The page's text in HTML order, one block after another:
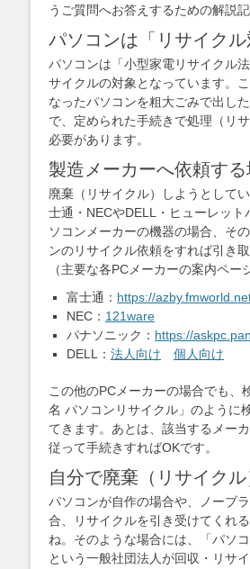
うご質問へお答えするための解説記
パソコンは「リサイクル
パソコンは「小型家電リサイクル
サイクルの対象となっています。
なったパソコンを粗大ごみで出し
で、定められた手続きで処理（リ
必要があります。
製造メーカーへ依頼する
廃棄（リサイクル）しようとして
士通・NECやDELL・ヒューレット
ソコンメーカーの機器の場合、そ
ンのリサイクル依頼をすれば引き
（主要な各PCメーカーの案内ペー
富士通： https://
NEC： 121ware
パナソニック： https://
DELL： 法人向け 個人向け
この他のPCメーカーの場合でも、
名 パソコンリサイクル」のように
てきます。あとは、該当するメー
従って手続きすればOKです。
自分で廃棄（リサイク
パソコンが自作の場合や、ノーブ
合、リサイクルを引き受けてくれ
ね。そのような場合には、「パソコ
という一般社団法人が回収・リサ